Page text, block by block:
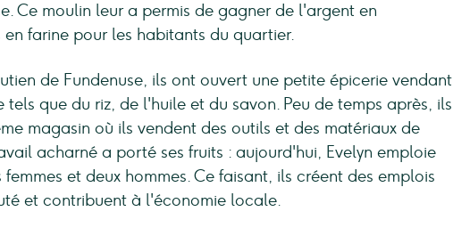
Ce moulin leur a permis de gagner de l'argent en
farine pour les habitants du quartier.
de Fundenuse, ils ont ouvert une petite épicerie vendant
tels que du riz, de l'huile et du savon. Peu de temps après, ils
magasin où ils vendent des outils et des matériaux de
acharné a porté ses fruits : aujourd'hui, Evelyn emploie
et deux hommes. Ce faisant, ils créent des emplois
et contribuent à l'économie locale.